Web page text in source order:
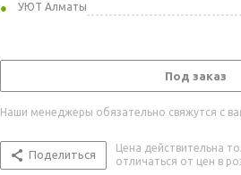
УЮТ Алматы
Под заказ
Наши менеджеры обязательно свяжутся с
Поделиться
Цена действительна
отличаться от цен в